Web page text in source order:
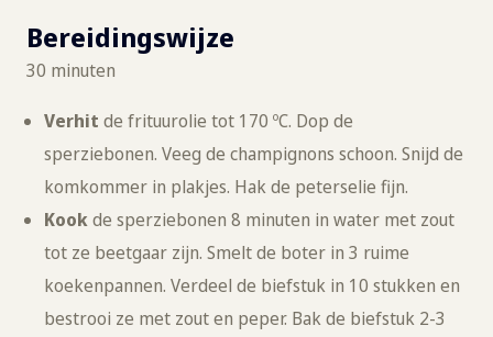
Bereidingswijze
30 minuten
Verhit de frituurolie tot 170 ºC. Dop de
sperziebonen. Veeg de champignons schoon. Snijd de
komkommer in plakjes. Hak de peterselie fijn.
Kookde sperziebonen 8 minuten in water met zout
tot ze beetgaar zijn. Smelt de boter in 3 ruime
koekenpannen. Verdeel de biefstuk in 10 stukken en
bestrooi ze met zout en peper. Bak de biefstuk 2-3